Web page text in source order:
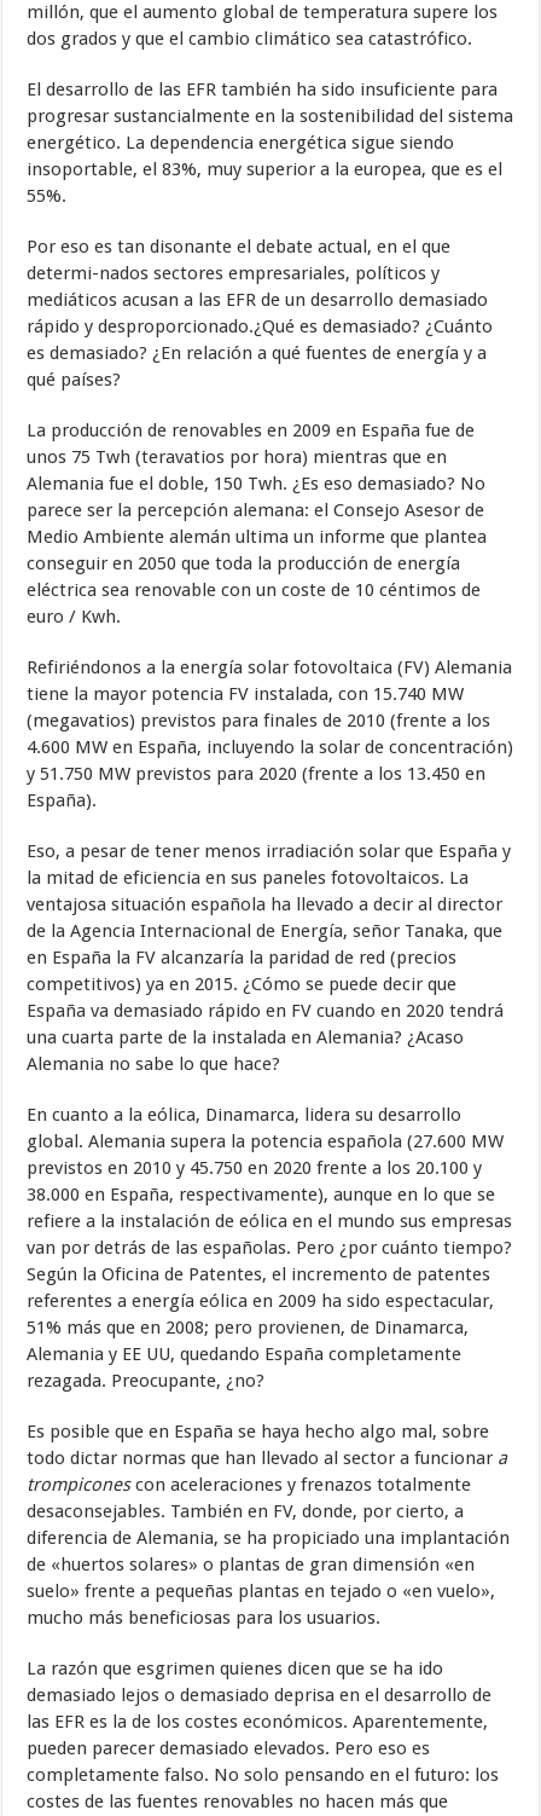
millón, que el aumento global de temperatura supere los
dos grados y que el cambio climático sea catastrófico.
El desarrollo de las EFR también ha sido insuficiente para
progresar sustancialmente en la sostenibilidad del sistema
energético. La dependencia energética sigue siendo
insoportable, el 83%, muy superior a la europea, que es el
55%.
Por eso es tan disonante el debate actual, en el que
determi-nados sectores empresariales, políticos y
mediáticos acusan a las EFR de un desarrollo demasiado
rápido y desproporcionado.¿Qué es demasiado? ¿Cuánto
es demasiado? ¿En relación a qué fuentes de energía y a
qué países?
La producción de renovables en 2009 en España fue de
unos 75 Twh (teravatios por hora) mientras que en
Alemania fue el doble, 150 Twh. ¿Es eso demasiado? No
parece ser la percepción alemana: el Consejo Asesor de
Medio Ambiente alemán ultima un informe que plantea
conseguir en 2050 que toda la producción de energía
eléctrica sea renovable con un coste de 10 céntimos de
euro / Kwh.
Refiriéndonos a la energía solar fotovoltaica (FV) Alemania
tiene la mayor potencia FV instalada, con 15.740 MW
(megavatios) previstos para finales de 2010 (frente a los
4.600 MW en España, incluyendo la solar de concentración)
y 51.750 MW previstos para 2020 (frente a los 13.450 en
España).
Eso, a pesar de tener menos irradiación solar que España y
la mitad de eficiencia en sus paneles fotovoltaicos. La
ventajosa situación española ha llevado a decir al director
de la Agencia Internacional de Energía, señor Tanaka, que
en España la FV alcanzaría la paridad de red (precios
competitivos) ya en 2015. ¿Cómo se puede decir que
España va demasiado rápido en FV cuando en 2020 tendrá
una cuarta parte de la instalada en Alemania? ¿Acaso
Alemania no sabe lo que hace?
En cuanto a la eólica, Dinamarca, lidera su desarrollo
global. Alemania supera la potencia española (27.600 MW
previstos en 2010 y 45.750 en 2020 frente a los 20.100 y
38.000 en España, respectivamente), aunque en lo que se
refiere a la instalación de eólica en el mundo sus empresas
van por detrás de las españolas. Pero ¿por cuánto tiempo?
Según la Oficina de Patentes, el incremento de patentes
referentes a energía eólica en 2009 ha sido espectacular,
51% más que en 2008; pero provienen, de Dinamarca,
Alemania y EE UU, quedando España completamente
rezagada. Preocupante, ¿no?
Es posible que en España se haya hecho algo mal, sobre
todo dictar normas que han llevado al sector a funcionar a
trompiconescon aceleraciones y frenazos totalmente
desaconsejables. También en FV, donde, por cierto, a
diferencia de Alemania, se ha propiciado una implantación
de «huertos solares» o plantas de gran dimensión «en
suelo» frente a pequeñas plantas en tejado o «en vuelo»,
mucho más beneficiosas para los usuarios.
La razón que esgrimen quienes dicen que se ha ido
demasiado lejos o demasiado deprisa en el desarrollo de
las EFR es la de los costes económicos. Aparentemente,
pueden parecer demasiado elevados. Pero eso es
completamente falso. No solo pensando en el futuro: los
costes de las fuentes renovables no hacen más que